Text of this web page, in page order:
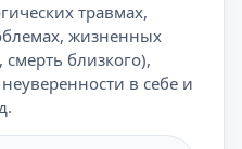
травмах,
жизненных
близкого),
в себе и